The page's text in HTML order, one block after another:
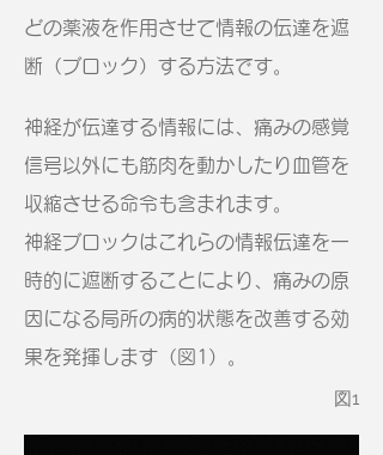
どの薬液を作用させて情報の伝達を遮
断（ブロック）する方法です。
神経が伝達する情報には、痛みの感覚
信号以外にも筋肉を動かしたり血管を
収縮させる命令も含まれます。
神経ブロックはこれらの情報伝達を一
時的に遮断することにより、痛みの原
因になる局所の病的状態を改善する効
果を発揮します（図1）。
図1